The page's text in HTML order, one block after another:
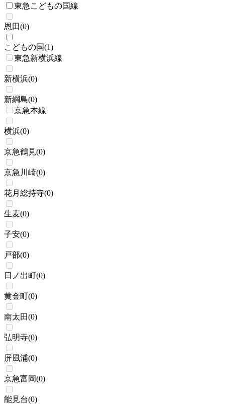
東急こどもの国線
恩田(0)
こどもの国(1)
東急新横浜線
新横浜(0)
新綱島(0)
京急本線
横浜(0)
京急鶴見(0)
京急川崎(0)
花月総持寺(0)
生麦(0)
子安(0)
戸部(0)
日ノ出町(0)
黄金町(0)
南太田(0)
弘明寺(0)
屏風浦(0)
京急富岡(0)
能見台(0)